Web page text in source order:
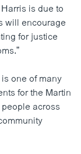
is due to
will encourage
for justice
one of many
for the Martin
across